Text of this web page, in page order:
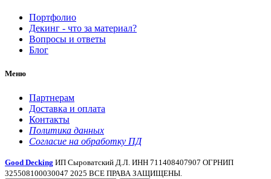
Портфолио
Декинг - что за материал?
Вопросы и ответы
Блог
Меню
Партнерам
Доставка и оплата
Контакты
Политика данных
Согласие на обработку ПД
Good Decking ИП Сыроватский Д.Л. ИНН 711408407907 ОГРНИП
325508100030047 2025 ВСЕ ПРАВА ЗАЩИЩЕНЫ.